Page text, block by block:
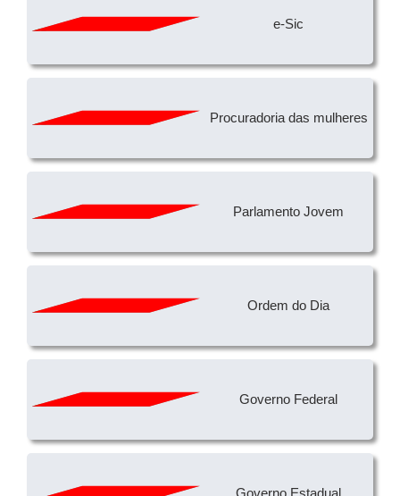
e-Sic
Procuradoria das mulheres
Parlamento Jovem
Ordem do Dia
Governo Federal